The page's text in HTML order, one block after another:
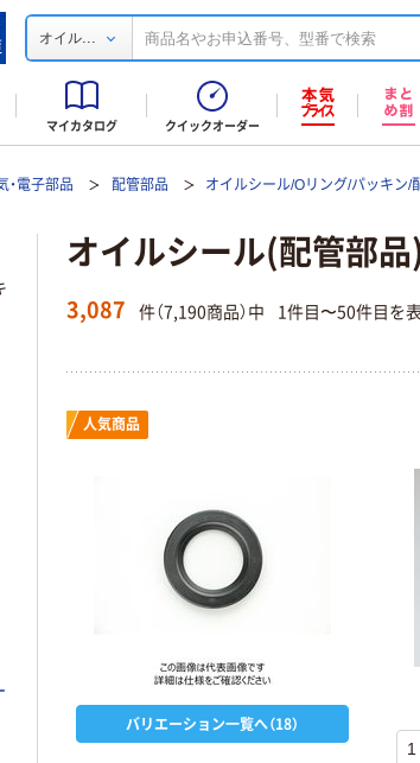
オイル...
マイカタログ クイックオーダー
・電子部品 配管部品 オイルシール/Oリング/パッキン/
オイルシール(配管部品
3,087 件（7,190商品）中 1件目〜50件目を
人気商品
バリエーション一覧へ（18）